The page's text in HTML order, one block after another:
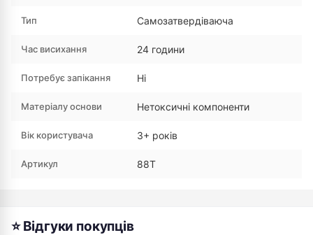
Тип Самозатвердіваюча
Час висихання 24 години
Потребує запікання Ні
Матеріалу основи Нетоксичні компоненти
Вік користувача 3+ років
Артикул 88T
⭐ Відгуки покупців